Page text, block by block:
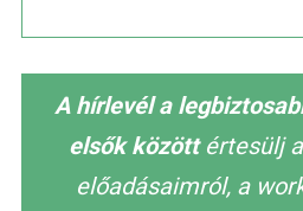
A hírlevél a
elsők közöttértesülj
előadásaimról, a